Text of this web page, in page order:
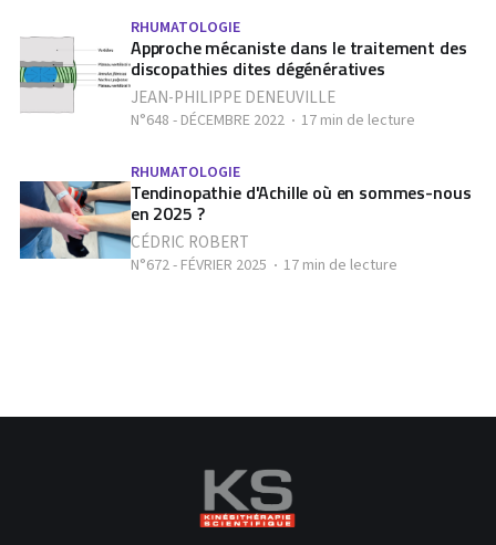
RHUMATOLOGIE
Approche mécaniste dans le traitement des
discopathies dites dégénératives
JEAN-PHILIPPE DENEUVILLE
N°648 - DÉCEMBRE 2022 17 min de lecture
RHUMATOLOGIE
Tendinopathie d'Achille où en sommes-nous
en 2025 ?
CÉDRIC ROBERT
N°672 - FÉVRIER 2025 17 min de lecture